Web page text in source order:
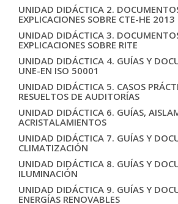
UNIDAD DIDÁCTICA 2.
EXPLICACIONES SOBRE CTE-HE 2013
UNIDAD DIDÁCTICA 3.
EXPLICACIONES SOBRE RITE
UNIDAD DIDÁCTICA 4. GUÍAS Y
UNE-EN ISO 50001
UNIDAD DIDÁCTICA 5. CASOS
RESUELTOS DE AUDITORÍAS
UNIDAD DIDÁCTICA 6. GUÍAS,
ACRISTALAMIENTOS
UNIDAD DIDÁCTICA 7. GUÍAS Y
CLIMATIZACIÓN
UNIDAD DIDÁCTICA 8. GUÍAS Y
ILUMINACIÓN
UNIDAD DIDÁCTICA 9. GUÍAS Y
ENERGÍAS RENOVABLES